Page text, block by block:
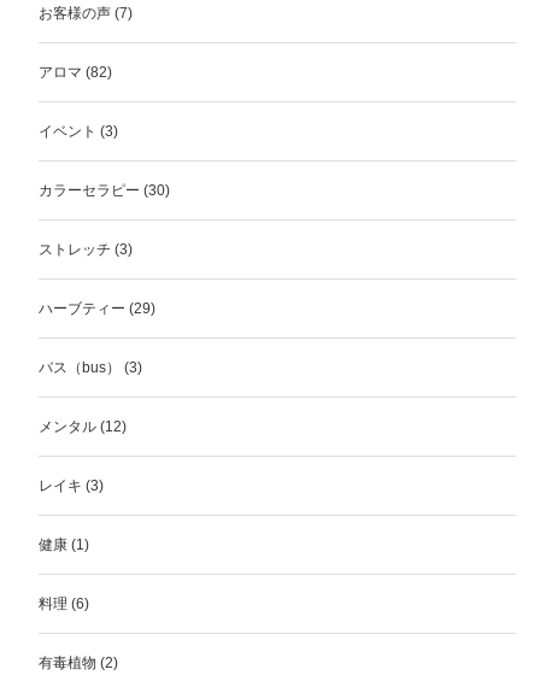
お客様の声 (7)
アロマ (82)
イベント (3)
カラーセラピー (30)
ストレッチ (3)
ハーブティー (29)
バス（bus） (3)
メンタル (12)
レイキ (3)
健康 (1)
料理 (6)
有毒植物 (2)